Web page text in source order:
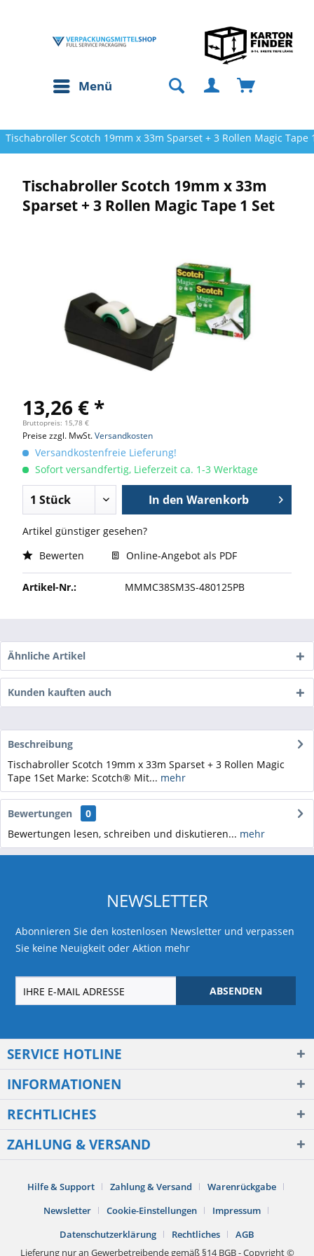
Menü
Tischabroller Scotch 19mm x 33m Sparset + 3 Rollen Magic Tape
Tischabroller Scotch 19mm x 33m
Sparset + 3 Rollen Magic Tape 1 Set
13,26 € *
Bruttopreis: 15,78 €
Preise zzgl. MwSt.Versandkosten
Versandkostenfreie Lieferung!
Sofort versandfertig, Lieferzeit ca. 1-3 Werktage
In den Warenkorb
Artikel günstiger gesehen?
Bewerten
Online-Angebot als PDF
Artikel-Nr.: MMMC38SM3S-480125PB
Ähnliche Artikel
Kunden kauften auch
Beschreibung
Tischabroller Scotch 19mm x 33m Sparset + 3 Rollen Magic
Tape 1Set Marke: Scotch® Mit... mehr
Bewertungen
0
Bewertungen lesen, schreiben und diskutieren... mehr
NEWSLETTER
Abonnieren Sie den kostenlosen Newsletter und verpassen
Sie keine Neuigkeit oder Aktion mehr
ABSENDEN
SERVICE HOTLINE
INFORMATIONEN
RECHTLICHES
ZAHLUNG & VERSAND
Hilfe & Support Zahlung & Versand
Warenrückgabe
Newsletter
Cookie-Einstellungen
Impressum
Datenschutzerklärung
Rechtliches
AGB
Lieferung nur an Gewerbetreibende gemäß §14 BGB - Copyright ©